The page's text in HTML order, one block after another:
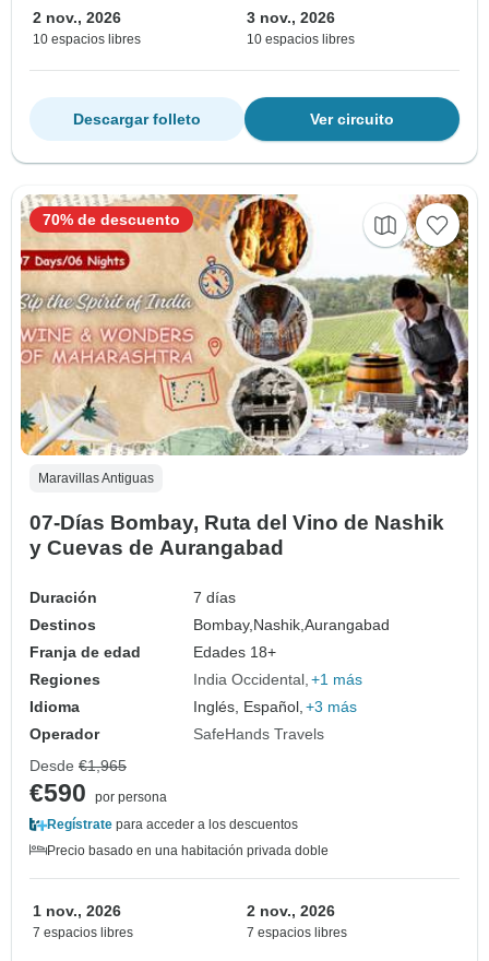
2 nov., 2026
10 espacios libres
3 nov., 2026
10 espacios libres
Ver circuito
Descargar folleto
Maravillas Antiguas
07-Días Bombay, Ruta del Vino de Nashik
y Cuevas de Aurangabad
Duración
7 días
Destinos
Bombay, Nashik,Aurangabad
Franja de edad
Edades 18+
Regiones
India Occidental +1 más
Idioma
Inglés, Español, +3 más
Operador
SafeHands Travels
70% de descuento
Desde €1,965
€590
por persona
Regístrate para acceder a los descuentos
Precio basado en una habitación privada doble
1 nov., 2026
7 espacios libres
2 nov., 2026
7 espacios libres